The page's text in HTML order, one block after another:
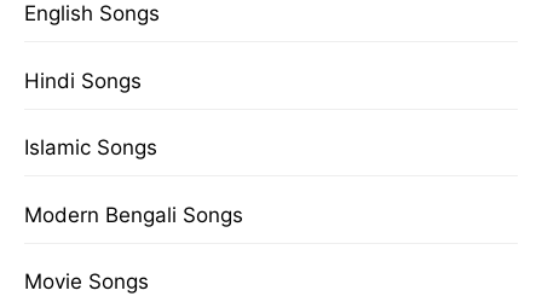
English Songs
Hindi Songs
Islamic Songs
Modern Bengali Songs
Movie Songs